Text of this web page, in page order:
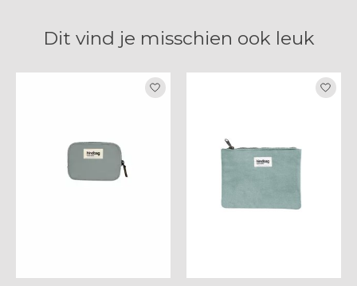
Dit vind je misschien ook leuk
Items van productcarrousel